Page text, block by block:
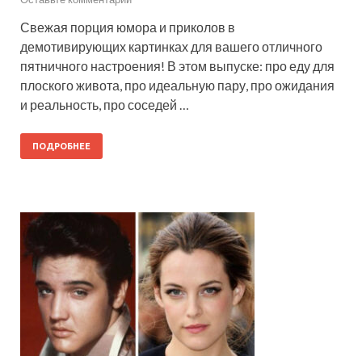
Свежая порция юмора и приколов в
демотивирующих картинках для вашего отличного
пятничного настроения! В этом выпуске: про еду для
плоского живота, про идеальную пару, про ожидания
и реальность, про соседей …
ПОДРОБНЕЕ